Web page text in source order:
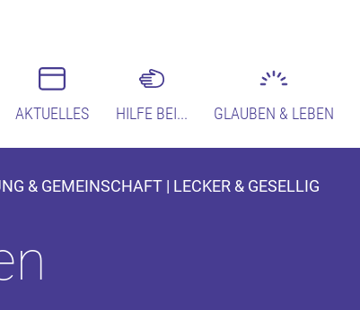
AKTUELLES HILFE BEI... GLAUBEN & LEBEN
& GEMEINSCHAFT | LECKER & GESELLIG